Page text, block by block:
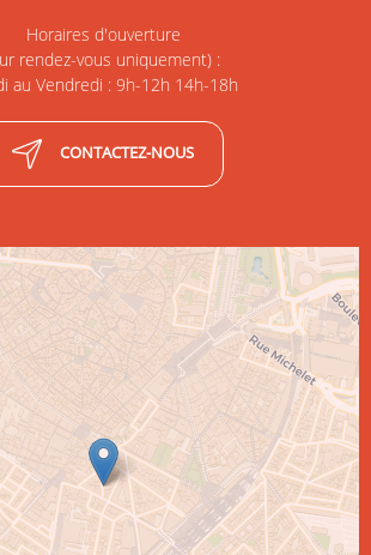
Horaires d'ouverture
rendez-vous uniquement) :
au Vendredi : 9h-12h 14h-18h
CONTACTEZ-NOUS